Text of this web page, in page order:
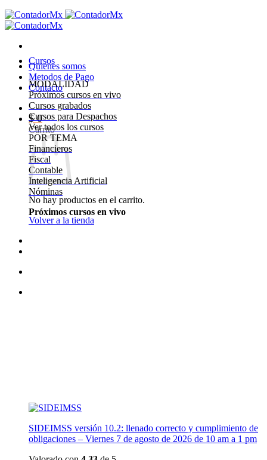
Quienes somos
Metodos de Pago
Contacto
$0
Carrito
No hay productos en el carrito.
Volver a la tienda
Cursos
MODALIDAD
Próximos cursos en vivo
Cursos grabados
Cursos para Despachos
Ver todos los cursos
POR TEMA
Financieros
Fiscal
Contable
Inteligencia Artificial
Nóminas
Próximos cursos en vivo
SIDEIMSS versión 10.2: llenado correcto y cumplimiento de
obligaciones – Viernes 7 de agosto de 2026 de 10 am a 1 pm